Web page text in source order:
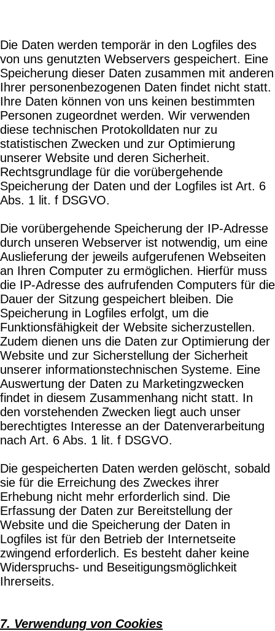
Die Daten werden temporär in den Logfiles des
von uns genutzten Webservers gespeichert. Eine
Speicherung dieser Daten zusammen mit anderen
Ihrer personenbezogenen Daten findet nicht statt.
Ihre Daten können von uns keinen bestimmten
Personen zugeordnet werden. Wir verwenden
diese technischen Protokolldaten nur zu
statistischen Zwecken und zur Optimierung
unserer Website und deren Sicherheit.
Rechtsgrundlage für die vorübergehende
Speicherung der Daten und der Logfiles ist Art. 6
Abs. 1 lit. f DSGVO.
Die vorübergehende Speicherung der IP-Adresse
durch unseren Webserver ist notwendig, um eine
Auslieferung der jeweils aufgerufenen Webseiten
an Ihren Computer zu ermöglichen. Hierfür muss
die IP-Adresse des aufrufenden Computers für die
Dauer der Sitzung gespeichert bleiben. Die
Speicherung in Logfiles erfolgt, um die
Funktionsfähigkeit der Website sicherzustellen.
Zudem dienen uns die Daten zur Optimierung der
Website und zur Sicherstellung der Sicherheit
unserer informationstechnischen Systeme. Eine
Auswertung der Daten zu Marketingzwecken
findet in diesem Zusammenhang nicht statt. In
den vorstehenden Zwecken liegt auch unser
berechtigtes Interesse an der Datenverarbeitung
nach Art. 6 Abs. 1 lit. f DSGVO.
Die gespeicherten Daten werden gelöscht, sobald
sie für die Erreichung des Zweckes ihrer
Erhebung nicht mehr erforderlich sind. Die
Erfassung der Daten zur Bereitstellung der
Website und die Speicherung der Daten in
Logfiles ist für den Betrieb der Internetseite
zwingend erforderlich. Es besteht daher keine
Widerspruchs- und Beseitigungsmöglichkeit
Ihrerseits.
7. Verwendung von Cookies